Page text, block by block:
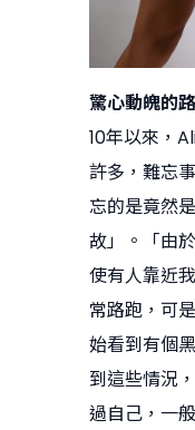
驚心動魄的
10年以來，
許多，難忘
忘的是竟然
故」。「由
使有人靠近
常路跑，可
始看到有個
到這些情況
過自己，一